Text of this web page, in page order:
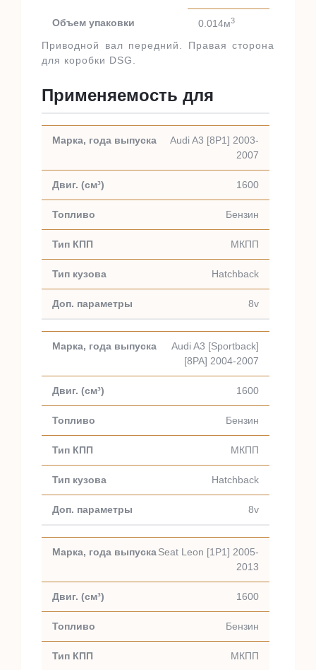
Объем упаковки 0.014м3
Приводной вал передний. Правая сторона
для коробки DSG.
Применяемость для
Audi A3 [8P1] 2003-
2007
1600
Бензин
МКПП
Hatchback
8v
Audi A3 [Sportback]
[8PA] 2004-2007
1600
Бензин
МКПП
Hatchback
8v
Seat Leon [1P1] 2005-
2013
1600
Бензин
МКПП